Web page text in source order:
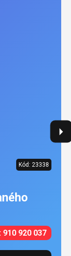
Kód: 23338
920 037